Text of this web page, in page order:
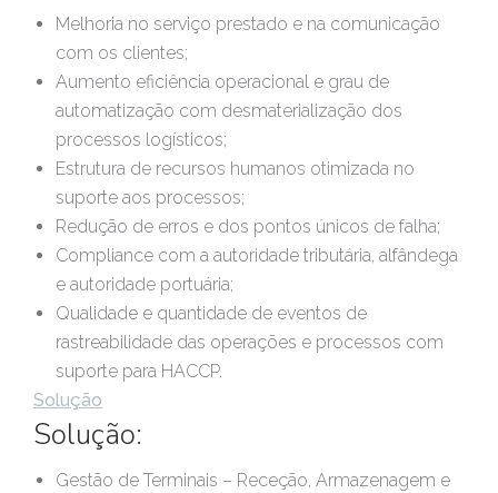
Melhoria no serviço prestado e na comunicação
com os clientes;
Aumento eficiência operacional e grau de
automatização com desmaterialização dos
processos logísticos;
Estrutura de recursos humanos otimizada no
suporte aos processos;
Redução de erros e dos pontos únicos de falha;
Compliance com a autoridade tributária, alfândega
e autoridade portuária;
Qualidade e quantidade de eventos de
rastreabilidade das operações e processos com
suporte para HACCP.
Solução
Solução:
Gestão de Terminais – Receção, Armazenagem e